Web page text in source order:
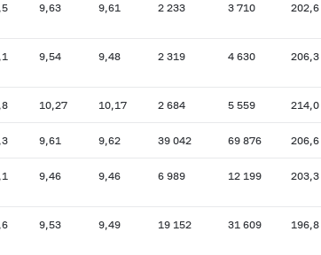
9,63 9,61 2 233 3 710 202,6
9,54 9,48 2 319 4 630 206,3
10,27 10,17 2 684 5 559 214,0
9,61 9,62 39 042 69 876 206,6
9,46 9,46 6 989 12 199 203,3
9,53 9,49 19 152 31 609 196,8